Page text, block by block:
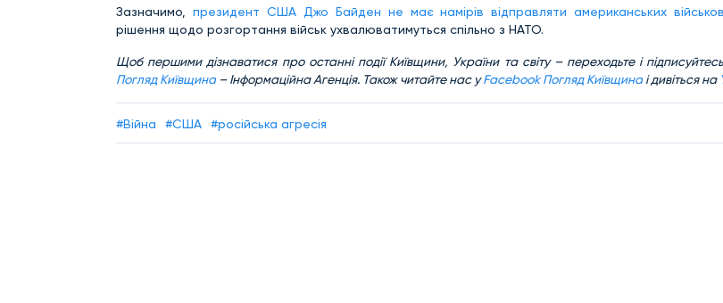
Зазначимо, президент США Джо Байден не має намірів відправляти американських
рішення щодо розгортання військ ухвалюватимуться спільно з НАТО.
Щоб першими дізнаватися про останні події Київщини, України та світу – переходьте і
Погляд Київщина – Інформаційна Агенція. Також читайте нас уFacebook Погляд Київщина і дивіться на
#Війна #США #російська агресія